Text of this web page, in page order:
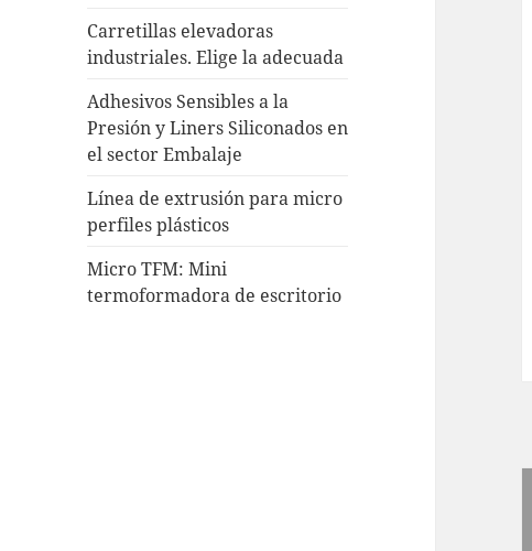
Carretillas elevadoras
industriales. Elige la adecuada
Adhesivos Sensibles a la
Presión y Liners Siliconados en
el sector Embalaje
Línea de extrusión para micro
perfiles plásticos
Micro TFM: Mini
termoformadora de escritorio